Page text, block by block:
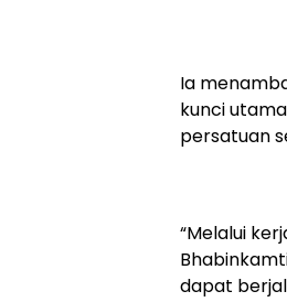
Ia
kunci
persatuan
“Melalui
dapat